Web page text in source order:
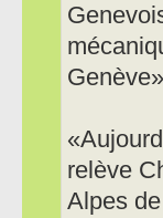
relève
Alpes